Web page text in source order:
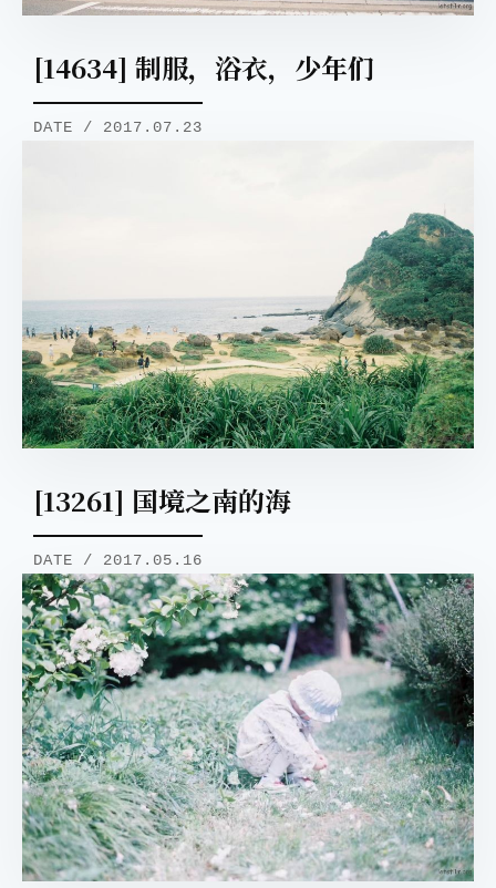
[14634] 制服，浴衣，少年们
DATE / 2017.07.23
[13261] 国境之南的海
DATE / 2017.05.16